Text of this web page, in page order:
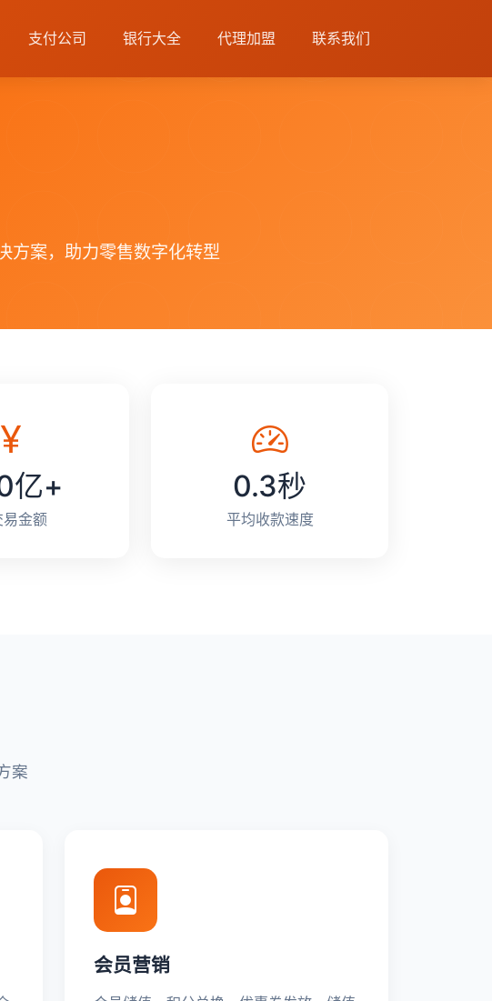
支付公司 银行大全 代理加盟 联系我们
方案，助力零售数字化转型
亿+
易金额
0.3秒
平均收款速度
案
会员营销